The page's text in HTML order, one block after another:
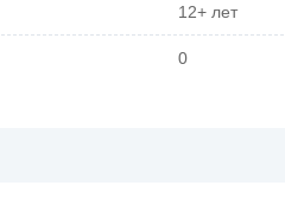
12+ лет
0